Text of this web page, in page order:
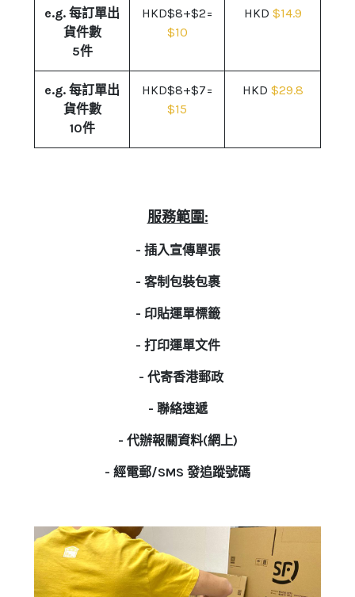
e.g. 每訂單出
貨件數
5件
HKD$8+$2=
$10
HKD $14.9
e.g. 每訂單出
貨件數
10件
HKD$8+$7=
$15
HKD $29.8
服務範圍:
- 插入宣傳單張
- 客制包裝包裹
- 印貼運單標籤
- 打印運單文件
- 代寄香港郵政
- 聯絡速遞
- 代辦報關資料(網上)
- 經電郵/SMS 發追蹤號碼